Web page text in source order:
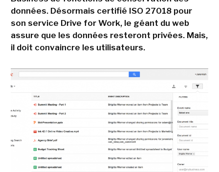
données. Désormais certifié ISO 27018 pour
son service Drive for Work, le géant du web
assure que les données resteront privées. Mais,
il doit convaincre les utilisateurs.